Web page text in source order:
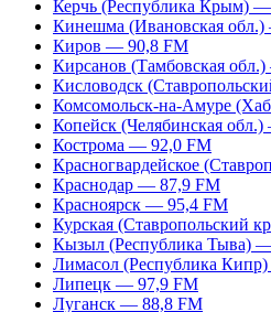
Керчь (Республика Крым)
Кинешма (Ивановская
Киров — 90,8 FM
Кирсанов (Тамбовская
Кисловодск
Комсомольск-на-Амуре
Копейск (Челябинская
Кострома — 92,0 FM
Красногвардейское
Краснодар — 87,9 FM
Красноярск — 95,4 FM
Курская (Ставропольский
Кызыл (Республика Тыва)
Лимасол (Республика
Липецк — 97,9 FM
Луганск — 88,8 FM